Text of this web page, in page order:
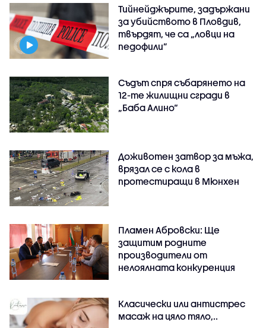
Тийнейджърите, задържани
за убийството в Пловдив,
твърдят, че са „ловци на
педофили”
Съдът спря събарянето на
12-те жилищни сгради в
„Баба Алино“
Доживотен затвор за мъжа,
врязал се с кола в
протестиращи в Мюнхен
Пламен Абровски: Ще
защитим родните
производители от
нелоялната конкуренция
Класически или антистрес
масаж на цяло тяло,..